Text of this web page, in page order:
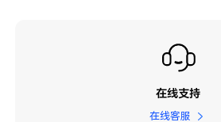
在线支持
在线客服